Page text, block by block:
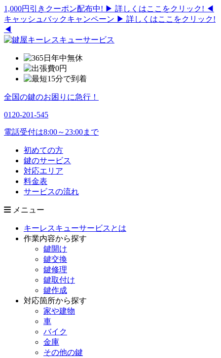
1,000円引きクーポン配布中! ▶ 詳しくはここをクリック! ◀
キャッシュバックキャンペーン ▶ 詳しくはここをクリック!
◀
全国の鍵のお困りに急行！
0120-201-545
電話受付は8:00～23:00まで
初めての方
鍵のサービス
対応エリア
料金表
サービスの流れ
メニュー
キーレスキューサービスとは
作業内容から探す
鍵開け
鍵交換
鍵修理
鍵取付け
鍵作成
対応箇所から探す
家や建物
車
バイク
金庫
その他の鍵